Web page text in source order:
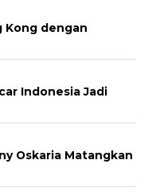
Kong dengan
Indonesia Jadi
Oskaria Matangkan